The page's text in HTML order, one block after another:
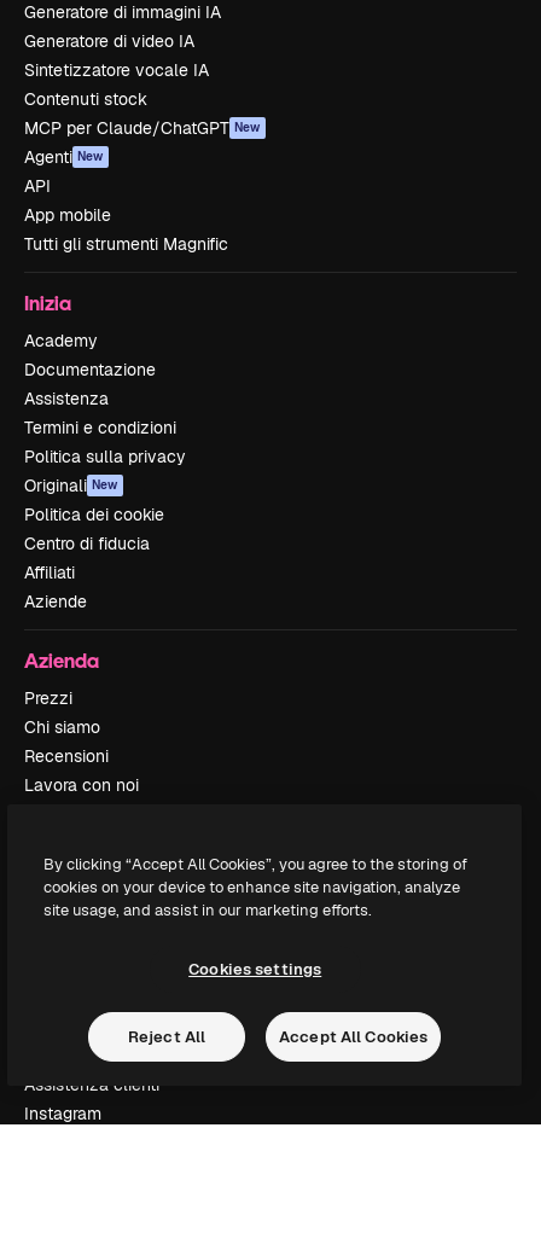
Generatore di immagini IA
Generatore di video IA
Sintetizzatore vocale IA
Contenuti stock
MCP per Claude/ChatGPT New
Agenti New
API
App mobile
Tutti gli strumenti Magnific
Inizia
Academy
Documentazione
Assistenza
Termini e condizioni
Politica sulla privacy
Originali New
Politica dei cookie
Centro di fiducia
Affiliati
Aziende
Azienda
Prezzi
Chi siamo
Recensioni
Lavora con noi
Eventi
Slidesgo
Contattaci
Assistenza clienti
Instagram
By clicking “Accept All Cookies”, you agree to the storing of
cookies on your device to enhance site navigation, analyze
site usage, and assist in our marketing efforts.
Cookies settings
Reject All Accept All Cookies